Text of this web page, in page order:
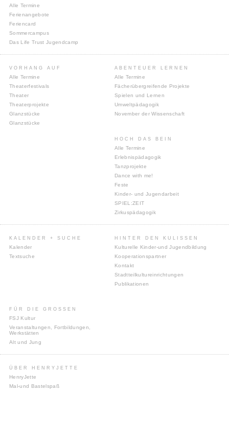
Alle Termine
Ferienangebote
Feriencard
Sommercampus
Das Life Trust Jugendcamp
VORHANG AUF
Alle Termine
Theaterfestivals
Theater
Theaterprojekte
Glanzstücke
Glanzstücke
ABENTEUER LERNEN
Alle Termine
Fächerübergreifende Projekte
Spielen und Lernen
Umweltpädagogik
November der Wissenschaft
HOCH DAS BEIN
Alle Termine
Erlebnispädagogik
Tanzprojekte
Dance with me!
Feste
Kinder- und Jugendarbeit
SPIEL:ZEIT
Zirkuspädagogik
KALENDER + SUCHE
Kalender
Textsuche
HINTER DEN KULISSEN
Kulturelle Kinder-und Jugendbildung
Kooperationspartner
Kontakt
Stadtteilkultureinrichtungen
Publikationen
FÜR DIE GROSSEN
FSJ Kultur
Veranstaltungen, Fortbildungen,
Werkstätten
Alt und Jung
ÜBER HENRYJETTE
HenryJette
Mal-und Bastelspaß